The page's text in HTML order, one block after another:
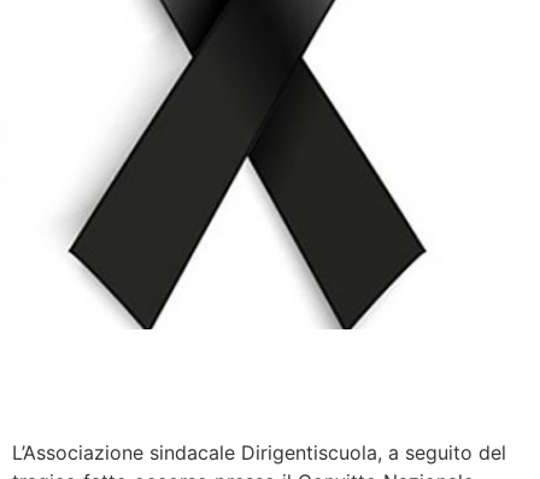
L’Associazione sindacale Dirigentiscuola, a seguito del